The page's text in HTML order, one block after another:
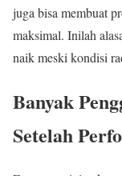
juga bisa membuat
maksimal. Inilah
naik meski kondisi
Banyak
Setelah